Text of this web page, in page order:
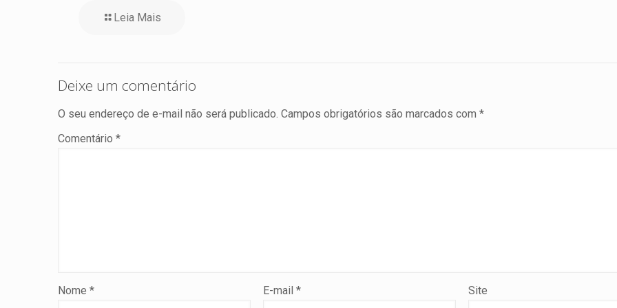
Leia Mais
Deixe um comentário
O seu endereço de e-mail não será publicado. Campos obrigatórios são marcados com *
Comentário *
Nome * E-mail* Site